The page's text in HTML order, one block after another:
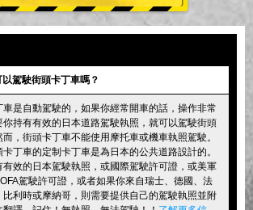
顧客聲音
更換店鋪
東京 秋葉原 #1
#2 東京 澀谷
店 東京灣
大阪
駕駛街頭卡丁車嗎？
車是自動駕駛的，如果你經常開車的話，操作非常
你持有有效的日本道路駕駛執照，就可以駕駛街頭
，街頭卡丁車不能使用摩托車或機車執照駕駛。
丁車的定制卡丁車是為日本的公共道路設計的。
有效的日本駕駛執照，或國際駕駛許可證，或美軍
駕駛許可證，或者如果你來自瑞士、德國、法
比利時或摩納哥，則需要提供自己的駕駛執照並附